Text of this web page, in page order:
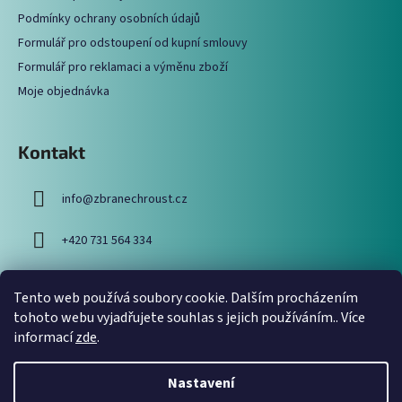
Tento web používá soubory cookie. Dalším procházením
tohoto webu vyjadřujete souhlas s jejich používáním.. Více
informacízde.
Nastavení
Podmínky ochrany osobních údajů
Formulář pro odstoupení od kupní smlouvy
Formulář pro reklamaci a výměnu zboží
Moje objednávka
Kontakt
info@zbranechroust.cz
+420 731 564 334
Vyhledávání
HLEDAT